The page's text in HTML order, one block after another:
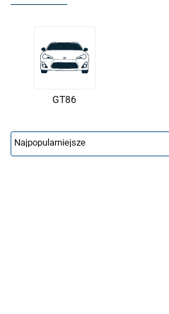
GT86